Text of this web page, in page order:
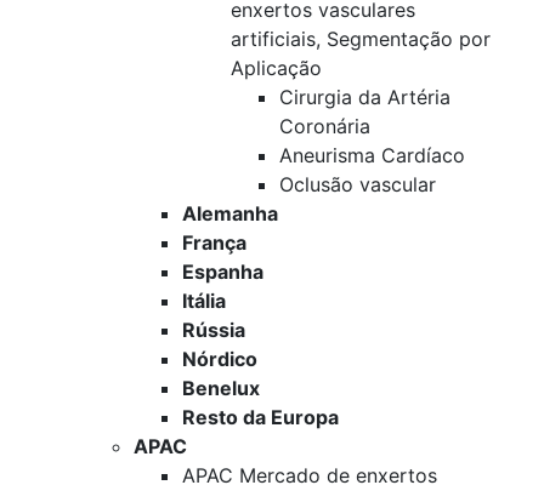
enxertos vasculares
artificiais, Segmentação por
Aplicação
Cirurgia da Artéria
Coronária
Aneurisma Cardíaco
Oclusão vascular
Alemanha
França
Espanha
Itália
Rússia
Nórdico
Benelux
Resto da Europa
APAC
APAC Mercado de enxertos